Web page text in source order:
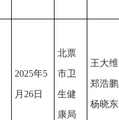
2025年5
月26日
北票
市卫
生健
康局
王大维
郑浩鹏
杨晓东